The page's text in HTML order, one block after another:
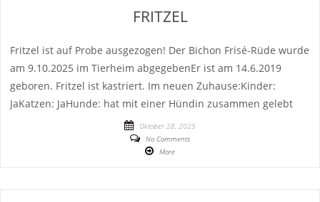
FRITZEL
Fritzel ist auf Probe ausgezogen! Der Bichon Frisé-Rüde wurde
am 9.10.2025 im Tierheim abgegebenEr ist am 14.6.2019
geboren. Fritzel ist kastriert. Im neuen Zuhause:Kinder:
JaKatzen: JaHunde: hat mit einer Hündin zusammen gelebt
Oktober 28, 2025
No Comments
More